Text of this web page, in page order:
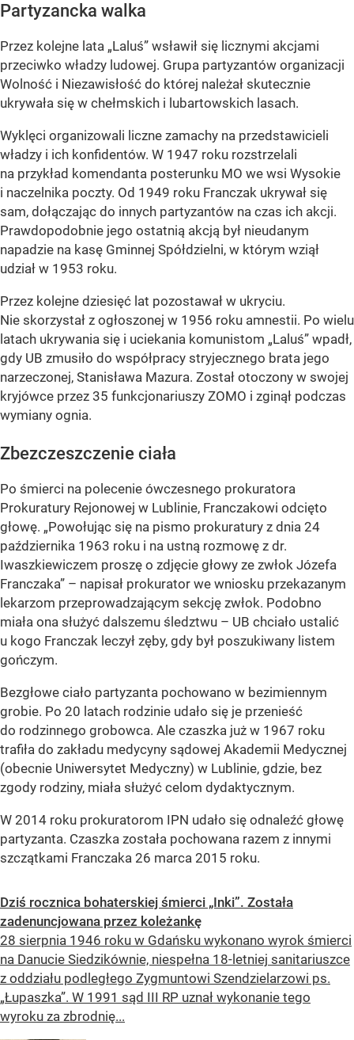
Partyzancka walka
Przez kolejne lata „Laluś” wsławił się licznymi akcjami
przeciwko władzy ludowej. Grupa partyzantów organizacji
Wolność i Niezawisłość do której należał skutecznie
ukrywała się w chełmskich i lubartowskich lasach.
Wyklęci organizowali liczne zamachy na przedstawicieli
władzy i ich konfidentów. W 1947 roku rozstrzelali
na przykład komendanta posterunku MO we wsi Wysokie
i naczelnika poczty. Od 1949 roku Franczak ukrywał się
sam, dołączając do innych partyzantów na czas ich akcji.
Prawdopodobnie jego ostatnią akcją był nieudanym
napadzie na kasę Gminnej Spółdzielni, w którym wziął
udział w 1953 roku.
Przez kolejne dziesięć lat pozostawał w ukryciu.
Nie skorzystał z ogłoszonej w 1956 roku amnestii. Po wielu
latach ukrywania się i uciekania komunistom „Laluś” wpadł,
gdy UB zmusiło do współpracy stryjecznego brata jego
narzeczonej, Stanisława Mazura. Został otoczony w swojej
kryjówce przez 35 funkcjonariuszy ZOMO i zginął podczas
wymiany ognia.
Zbezczeszczenie ciała
Po śmierci na polecenie ówczesnego prokuratora
Prokuratury Rejonowej w Lublinie, Franczakowi odcięto
głowę. „Powołując się na pismo prokuratury z dnia 24
października 1963 roku i na ustną rozmowę z dr.
Iwaszkiewiczem proszę o zdjęcie głowy ze zwłok Józefa
Franczaka” – napisał prokurator we wniosku przekazanym
lekarzom przeprowadzającym sekcję zwłok. Podobno
miała ona służyć dalszemu śledztwu – UB chciało ustalić
u kogo Franczak leczył zęby, gdy był poszukiwany listem
gończym.
Bezgłowe ciało partyzanta pochowano w bezimiennym
grobie. Po 20 latach rodzinie udało się je przenieść
do rodzinnego grobowca. Ale czaszka już w 1967 roku
trafiła do zakładu medycyny sądowej Akademii Medycznej
(obecnie Uniwersytet Medyczny) w Lublinie, gdzie, bez
zgody rodziny, miała służyć celom dydaktycznym.
W 2014 roku prokuratorom IPN udało się odnaleźć głowę
partyzanta. Czaszka została pochowana razem z innymi
szczątkami Franczaka 26 marca 2015 roku.
Dziś rocznica bohaterskiej śmierci „Inki”. Została
zadenuncjowana przez koleżankę
28 sierpnia 1946 roku w Gdańsku wykonano wyrok śmierci
na Danucie Siedzikównie, niespełna 18-letniej sanitariuszce
z oddziału podległego Zygmuntowi Szendzielarzowi ps.
„Łupaszka”. W 1991 sąd III RP uznał wykonanie tego
wyroku za zbrodnię...